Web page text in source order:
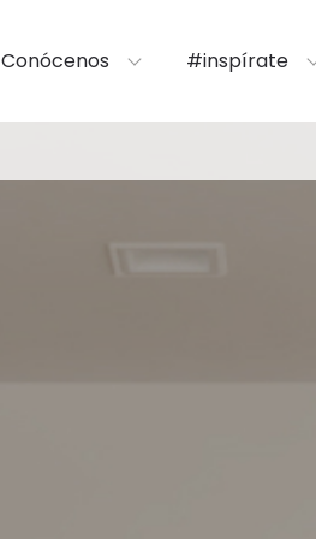
Conócenos #inspírate